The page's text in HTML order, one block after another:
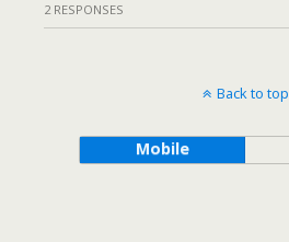
2 RESPONSES
Back to top
Mobile